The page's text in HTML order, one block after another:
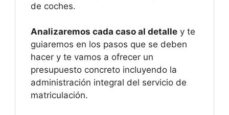
de coches.
Analizaremos cada caso al detalle y te
guiaremos en los pasos que se deben
hacer y te vamos a ofrecer un
presupuesto concreto incluyendo la
administración integral del servicio de
matriculación.